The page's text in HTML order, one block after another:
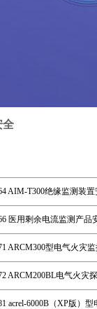
全
AIM-T300绝缘监测装
医用剩余电流监测产品
ARCM300型电气火灾
ARCM200BL电气火灾
acrel-6000B（XP版）